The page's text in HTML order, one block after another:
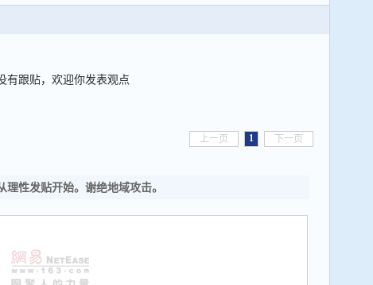
有跟贴，欢迎你发表观点
上一页 1 下一页
理性发贴开始。谢绝地域攻击。